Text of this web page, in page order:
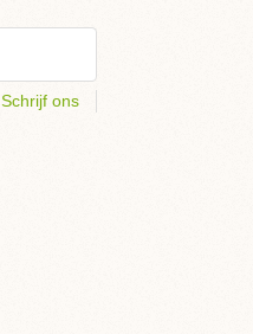
Schrijf ons